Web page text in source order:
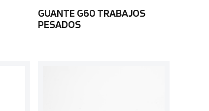
GUANTE G60 TRABAJOS
PESADOS